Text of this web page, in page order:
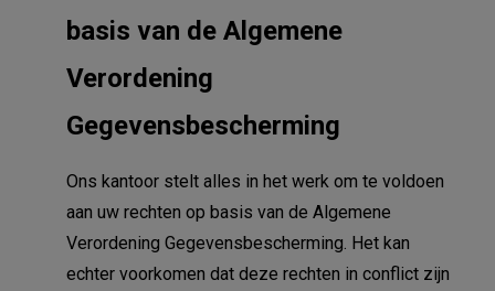
basis van de Algemene
Verordening
Gegevensbescherming
Ons kantoor stelt alles in het werk om te voldoen
aan uw rechten op basis van de Algemene
Verordening Gegevensbescherming. Het kan
echter voorkomen dat deze rechten in conflict zijn